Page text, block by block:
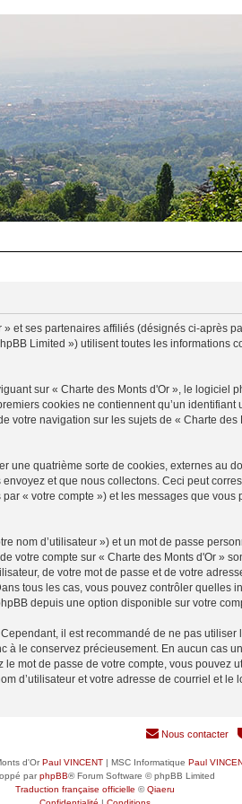
ses partenaires affiliés (désignés ci-après
Limited ») utilisent toutes les informations
sur « Charte des Monts d'Or », le logiciel
cookies ne contiennent qu’un
navigation sur les sujets de « Charte
une quatrième sorte de cookies, externes au
et que nous collectons. Ceci peut
« votre compte ») et les messages que
nom d’utilisateur ») et un mot de passe
votre compte sur « Charte des Monts d'Or »
de votre mot de passe et de votre
tous les cas, vous pouvez contrôler
depuis une option disponible sur votre
il est recommandé de ne pas
à le conservez précieusement. En aucun cas
mot de passe de votre compte, vous pouvez
d’utilisateur et votre adresse de courriel et
Nous contacter
d'OrPaul VINCENT| MSC Informatique Paul
parphpBB® Forum Software © phpBB Limited
Traduction française officielle ©Qiaeru